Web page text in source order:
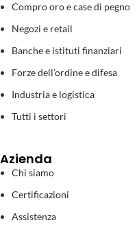
Compro oro e case di pegno
Negozi e retail
Banche e istituti finanziari
Forze dell’ordine e difesa
Industria e logistica
Tutti i settori
Azienda
Chi siamo
Certificazioni
Assistenza